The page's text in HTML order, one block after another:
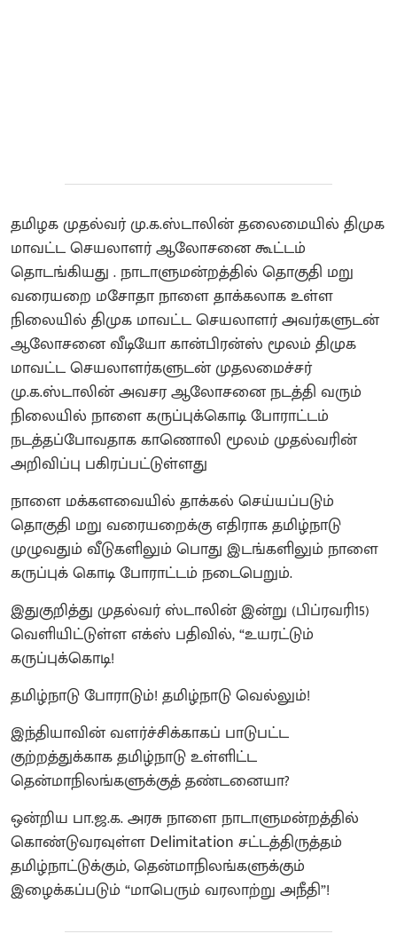
தமிழக முதல்வர் மு.க.ஸ்டாலின் தலைமையில் திமுக
மாவட்ட செயலாளர் ஆலோசனை கூட்டம்
தொடங்கியது . நாடாளுமன்றத்தில் தொகுதி மறு
வரையறை மசோதா நாளை தாக்கலாக உள்ள
நிலையில் திமுக மாவட்ட செயலாளர் அவர்களுடன்
ஆலோசனை வீடியோ கான்பிரன்ஸ் மூலம் திமுக
மாவட்ட செயலாளர்களுடன் முதலமைச்சர்
மு.க.ஸ்டாலின் அவசர ஆலோசனை நடத்தி வரும்
நிலையில் நாளை கருப்புக்கொடி போராட்டம்
நடத்தப்போவதாக காணொலி மூலம் முதல்வரின்
அறிவிப்பு பகிரப்பட்டுள்ளது
நாளை மக்களவையில் தாக்கல் செய்யப்படும்
தொகுதி மறு வரையறைக்கு எதிராக தமிழ்நாடு
முழுவதும் வீடுகளிலும் பொது இடங்களிலும் நாளை
கருப்புக் கொடி போராட்டம் நடைபெறும்.
இதுகுறித்து முதல்வர் ஸ்டாலின் இன்று (பிப்ரவரி15)
வெளியிட்டுள்ள எக்ஸ் பதிவில், “உயரட்டும்
கருப்புக்கொடி!
தமிழ்நாடு போராடும்! தமிழ்நாடு வெல்லும்!
இந்தியாவின் வளர்ச்சிக்காகப் பாடுபட்ட
குற்றத்துக்காக தமிழ்நாடு உள்ளிட்ட
தென்மாநிலங்களுக்குத் தண்டனையா?
ஒன்றிய பா.ஜ.க. அரசு நாளை நாடாளுமன்றத்தில்
கொண்டுவரவுள்ள Delimitation சட்டத்திருத்தம்
தமிழ்நாட்டுக்கும், தென்மாநிலங்களுக்கும்
இழைக்கப்படும் “மாபெரும் வரலாற்று அநீதி”!